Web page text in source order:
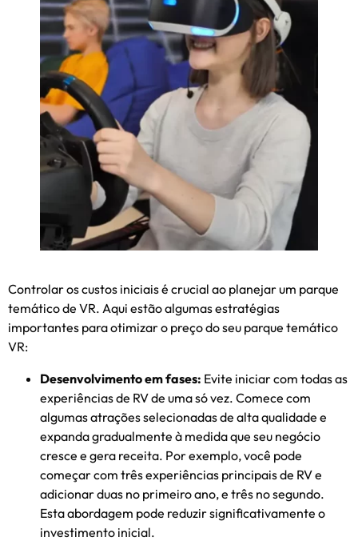
Controlar os custos iniciais é crucial ao planejar um parque
temático de VR. Aqui estão algumas estratégias
importantes para otimizar o preço do seu parque temático
VR:
Desenvolvimento em fases: Evite iniciar com todas as
experiências de RV de uma só vez. Comece com
algumas atrações selecionadas de alta qualidade e
expanda gradualmente à medida que seu negócio
cresce e gera receita. Por exemplo, você pode
começar com três experiências principais de RV e
adicionar duas no primeiro ano, e três no segundo.
Esta abordagem pode reduzir significativamente o
investimento inicial.